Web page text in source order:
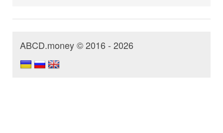
ABCD.money © 2016 - 2026